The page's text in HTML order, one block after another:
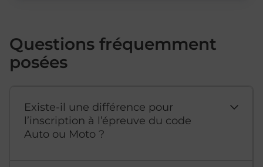
Questions fréquemment
posées
Existe-il une différence pour
l’inscription à l’épreuve du code
Auto ou Moto ?